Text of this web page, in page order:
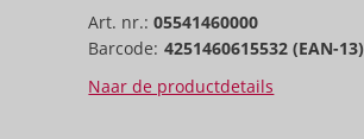
Art. nr.:05541460000
Barcode: 4251460615532 (EAN-13)
Naar de productdetails